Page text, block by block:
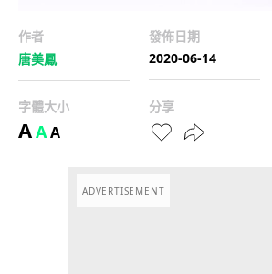
作者
唐美鳳
發佈日期
2020-06-14
字體大小
AAA
分享
ADVERTISEMENT